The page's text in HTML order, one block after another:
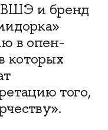
и бренд
в опен-
которых
того,